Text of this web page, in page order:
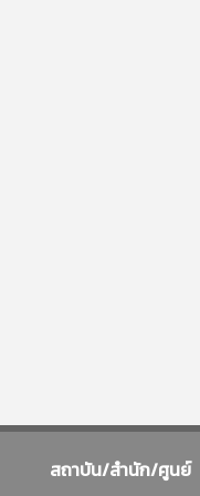
สถาบัน/สำนัก/ศูนย์